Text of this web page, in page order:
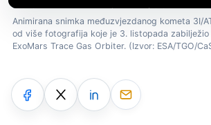
Animirana snimka međuzvjezdanog kometa 3I/
od više fotografija koje je 3. listopada zabilježio
ExoMars Trace Gas Orbiter. (Izvor: ESA/TGO/